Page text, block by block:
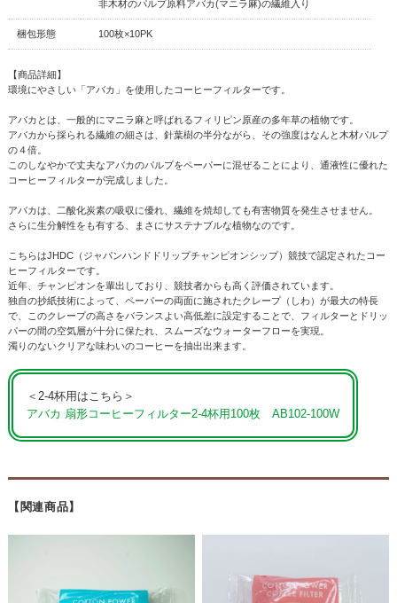
非木材のパルプ原料アバカ(マニラ麻)の繊維入り
梱包形態 100枚×10PK
【商品詳細】
環境にやさしい「アバカ」を使用したコーヒーフィルターです。
アバカとは、一般的にマニラ麻と呼ばれるフィリピン原産の多年草の植物です。
アバカから採られる繊維の細さは、針葉樹の半分ながら、その強度はなんと木材パルプ
の４倍。
このしなやかで丈夫なアバカのパルプをペーパーに混ぜることにより、通液性に優れた
コーヒーフィルターが完成しました。
アバカは、二酸化炭素の吸収に優れ、繊維を焼却しても有害物質を発生させません。
さらに生分解性をも有する、まさにサステナブルな植物なのです。
こちらはJHDC（ジャパンハンドドリップチャンピオンシップ）競技で認定されたコー
ヒーフィルターです。
近年、チャンピオンを輩出しており、競技者からも高く評価されています。
独自の抄紙技術によって、ペーパーの両面に施されたクレープ（しわ）が最大の特長
で、このクレープの高さをバランスよい高低差に設定することで、フィルターとドリッ
パーの間の空気層が十分に保たれ、スムーズなウォーターフローを実現。
濁りのないクリアな味わいのコーヒーを抽出出来ます。
＜2-4杯用はこちら＞
アバカ 扇形コーヒーフィルター2-4杯用100枚 AB102-100W
【関連商品】